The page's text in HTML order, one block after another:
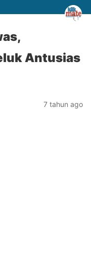
Antusias
7 tahun ago